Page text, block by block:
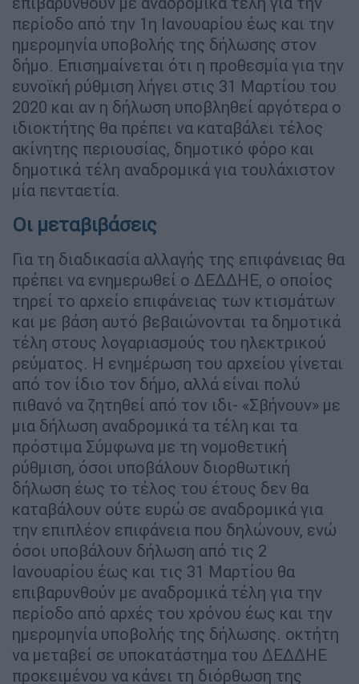
περίοδο από την 1η Ιανουαρίου έως και την
ηµεροµηνία υποβολής της δήλωσης στον
δήµο. Επισηµαίνεται ότι η προθεσµία για την
ευνοϊκή ρύθµιση λήγει στις 31 Μαρτίου του
2020 και αν η δήλωση υποβληθεί αργότερα ο
ιδιοκτήτης θα πρέπει να καταβάλει τέλος
ακίνητης περιουσίας, δηµοτικό φόρο και
δηµοτικά τέλη αναδροµικά για τουλάχιστον
µία πενταετία.
Οι μεταβιβάσεις
Για τη διαδικασία αλλαγής της επιφάνειας θα
πρέπει να ενηµερωθεί ο ∆Ε∆∆ΗΕ, ο οποίος
τηρεί το αρχείο επιφάνειας των κτισµάτων
και µε βάση αυτό βεβαιώνονται τα δηµοτικά
τέλη στους λογαριασµούς του ηλεκτρικού
ρεύµατος. Η ενηµέρωση του αρχείου γίνεται
από τον ίδιο τον δήµο, αλλά είναι πολύ
πιθανό να ζητηθεί από τον ιδι- «Σβήνουν» µε
µια δήλωση αναδροµικά τα τέλη και τα
πρόστιµα Σύµφωνα µε τη νοµοθετική
ρύθµιση, όσοι υποβάλουν διορθωτική
δήλωση έως το τέλος του έτους δεν θα
καταβάλουν ούτε ευρώ σε αναδροµικά για
την επιπλέον επιφάνεια που δηλώνουν, ενώ
όσοι υποβάλουν δήλωση από τις 2
Ιανουαρίου έως και τις 31 Μαρτίου θα
επιβαρυνθούν µε αναδροµικά τέλη για την
περίοδο από αρχές του χρόνου έως και την
ηµεροµηνία υποβολής της δήλωσης. οκτήτη
να µεταβεί σε υποκατάστηµα του ∆Ε∆∆ΗΕ
προκειµένου να κάνει τη διόρθωση της